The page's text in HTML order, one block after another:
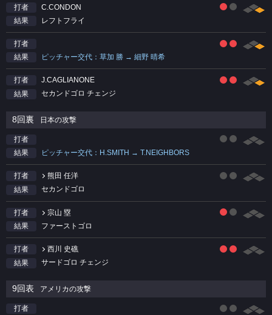
打者
C.CONDON
結果
レフトフライ
打者
結果
ピッチャー交代：草加 勝 → 細野 晴希
打者
J.CAGLIANONE
結果
セカンドゴロ チェンジ
8回裏 日本の攻撃
打者
結果
ピッチャー交代：H.SMITH → T.NEIGHBORS
打者
熊田 任洋
結果
セカンドゴロ
打者
宗山 塁
結果
ファーストゴロ
打者
西川 史礁
結果
サードゴロ チェンジ
9回表 アメリカの攻撃
打者